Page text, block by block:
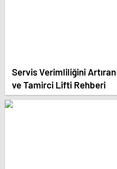
Servis Verimliliğini
ve Tamirci Lifti Rehberi